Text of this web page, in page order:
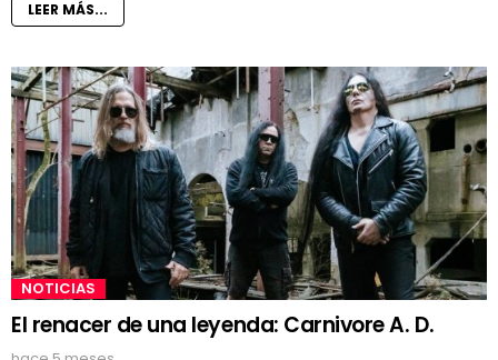
LEER MÁS...
NOTICIAS
El renacer de una leyenda: Carnivore A. D.